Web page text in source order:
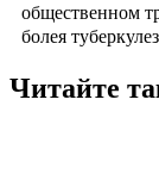
общественном
болея
Читайте